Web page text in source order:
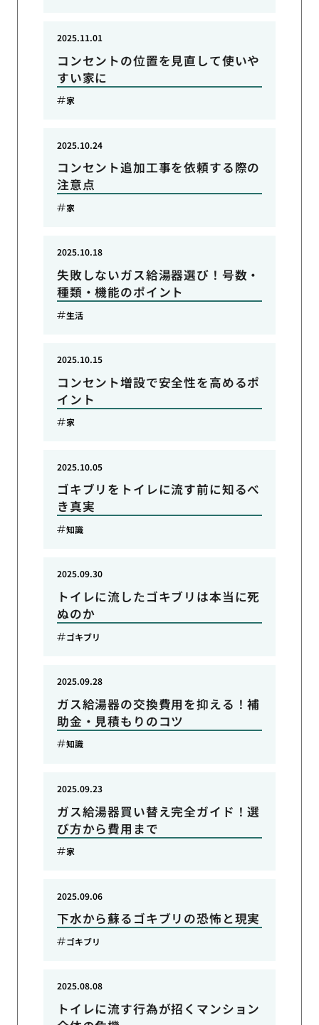
コンセントの位置を見直して使いや
すい家に
2025.11.01
家
コンセント追加工事を依頼する際の
注意点
2025.10.24
家
失敗しないガス給湯器選び！号数・
種類・機能のポイント
2025.10.18
生活
コンセント増設で安全性を高めるポ
イント
2025.10.15
家
ゴキブリをトイレに流す前に知るべ
き真実
2025.10.05
知識
トイレに流したゴキブリは本当に死
ぬのか
2025.09.30
ゴキブリ
ガス給湯器の交換費用を抑える！補
助金・見積もりのコツ
2025.09.28
知識
ガス給湯器買い替え完全ガイド！選
び方から費用まで
2025.09.23
家
下水から蘇るゴキブリの恐怖と現実
2025.09.06
ゴキブリ
トイレに流す行為が招くマンション
2025.08.08